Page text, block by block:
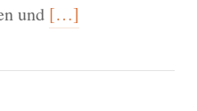
und […]